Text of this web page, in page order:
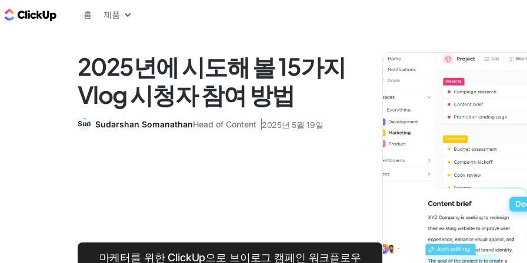
ClickUp 블로그
홈 제품
2025년에 시도해 볼 15가지
Vlog 시청자 참여 방법
Sudarshan SomanathanHead of Content 2025년 5월 19일
마케터를 위한 ClickUp으로 브이로그 캠페인 워크플로우